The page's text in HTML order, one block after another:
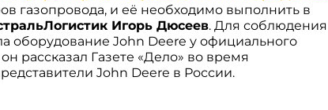
газопровода, и её необходимо выполнить в
Игорь Дюсеев. Для соблюдения
оборудование John Deere у официального
рассказал Газете «Дело» во время
John Deere в России.